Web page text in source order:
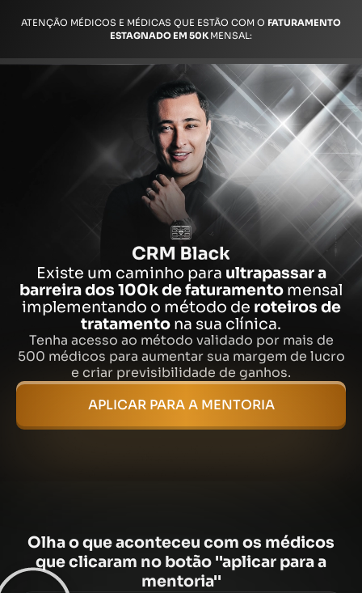
ATENÇÃO MÉDICOS E MÉDICAS QUE ESTÃO COM O FATURAMENTO
ESTAGNADO EM 50KMENSAL:
Existe um caminho para ultrapassar a
barreira dos 100k de faturamento mensal
implementando o método de roteiros de
tratamento na sua clínica.
Tenha acesso ao método validado por mais de
500 médicos para aumentar sua margem de lucro
e criar previsibilidade de ganhos.
APLICAR PARA A MENTORIA
Olha o que aconteceu com os médicos
que clicaram no botão ''aplicar para a
mentoria''